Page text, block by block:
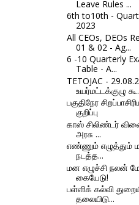
Leave Rules ...
6th to10th -
2023
All CEOs, DEOs
01 & 02 - Ag...
6 -10 Quarterly
Table - A...
TETOJAC -
உயர்மட்டக்குழு
பகுதிநேர
குறிப்பு
காஸ் சிலிண்டர்
அரசு ...
எண்ணும் எழுத்தும்
நடத்த...
மன எழுச்சி நலன்
கையேடு!
பள்ளிக் கல்வி
தலையிடு...